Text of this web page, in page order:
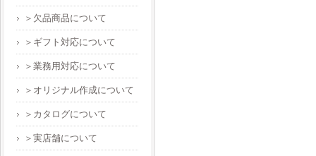
＞欠品商品について
＞ギフト対応について
＞業務用対応について
＞オリジナル作成について
＞カタログについて
＞実店舗について